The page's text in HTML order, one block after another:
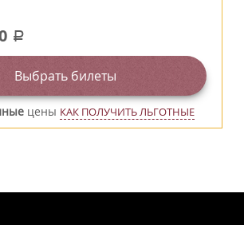
a
Выбрать билеты
цены КАК ПОЛУЧИТЬ ЛЬГОТНЫЕ